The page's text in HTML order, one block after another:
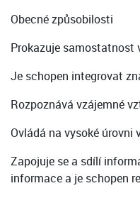
Obecné způsobilosti
Prokazuje samostatnost
Je schopen integrovat
Rozpoznává vzájemné
Ovládá na vysoké úrovni
Zapojuje se a sdílí
informace a je schopen